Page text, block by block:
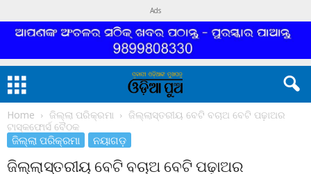
Ads
Home ଜିଲ୍ଲା ପରିକ୍ରମା
ଜିଲ୍ଲାସ୍ତରୀୟ ବେଟି ବଚାଅ ବେଟି ପଢ଼ାଅର
ଟାସ୍କଫୋର୍ସ ବୈଠକ
ଜିଲ୍ଲା ପରିକ୍ରମା ନୟାଗଡ଼
ଜିଲ୍ଲାସ୍ତରୀୟ ବେଟି ବଚାଅ ବେଟି ପଢ଼ାଅର